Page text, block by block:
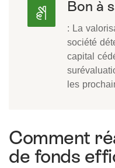
Bon à
: La
société
capital
les
Comment
de fonds